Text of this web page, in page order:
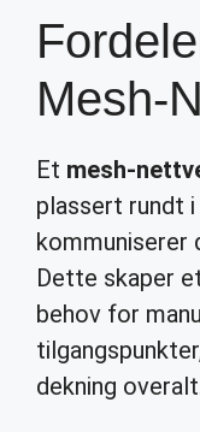
Mesh-
Et mesh-
plassert rundt
kommuniserer
Dette skaper
behov for
dekning